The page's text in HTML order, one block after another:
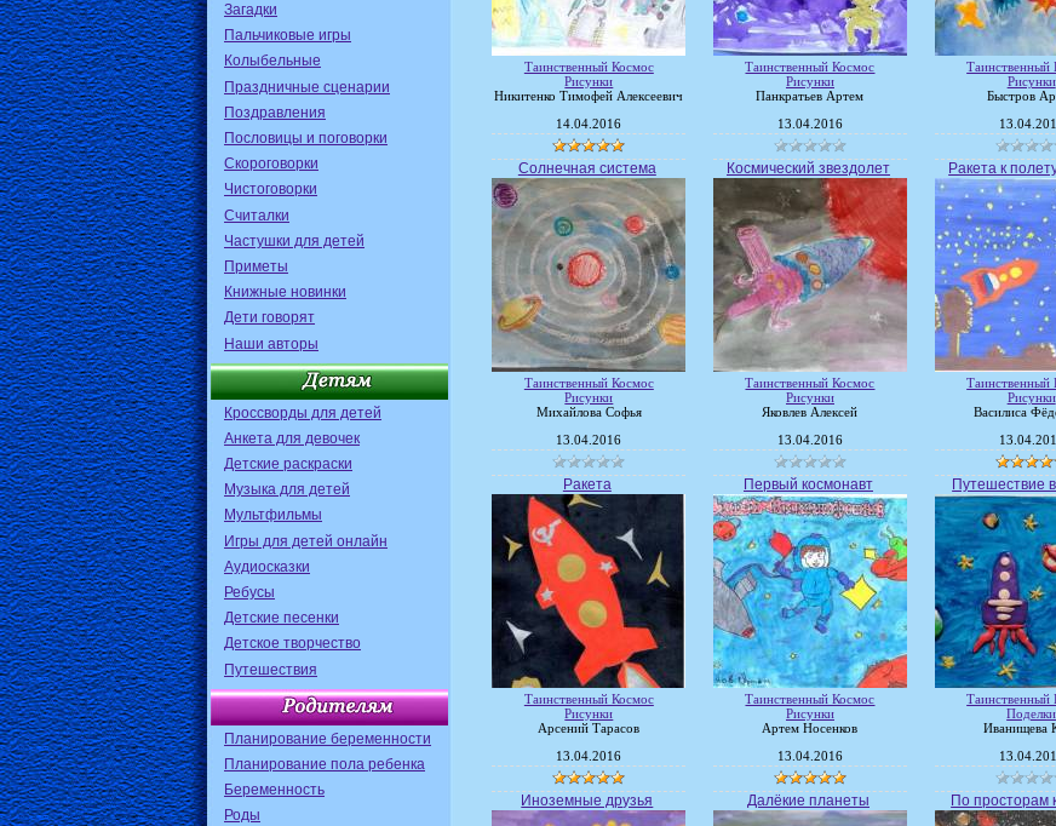
Загадки
Пальчиковые игры
Колыбельные
Праздничные сценарии
Поздравления
Пословицы и поговорки
Скороговорки
Чистоговорки
Считалки
Частушки для детей
Приметы
Книжные новинки
Дети говорят
Наши авторы
Кроссворды для детей
Анкета для девочек
Детские раскраски
Музыка для детей
Мультфильмы
Игры для детей онлайн
Аудиосказки
Ребусы
Детские песенки
Детское творчество
Путешествия
Планирование беременности
Планирование пола ребенка
Беременность
Роды
Таинственный Космос
Рисунки
Никитенко Тимофей Алексеевич
14.04.2016
Таинственный Космос
Рисунки
Панкратьев Артем
13.04.2016
Таинственный
Рисунки
Быстров
Солнечная система
Таинственный Космос
Рисунки
Михайлова Софья
13.04.2016
Космический звездолет
Таинственный Космос
Рисунки
Яковлев Алексей
13.04.2016
Ракета к
Таинственный
Рисунки
Василиса
Ракета
Таинственный Космос
Рисунки
Арсений Тарасов
13.04.2016
Первый космонавт
Таинственный Космос
Рисунки
Артем Носенков
13.04.2016
Путешествие
Таинственный
Поделки
Иванищева
Иноземные друзья Далёкие планеты По просторам